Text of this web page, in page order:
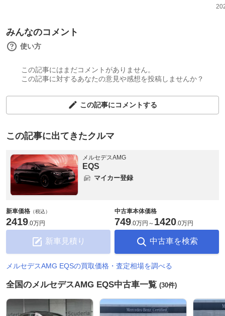
みんなのコメント
使い方
この記事にはまだコメントがありません。
この記事に対するあなたの意見や感想を投稿しませんか？
この記事にコメントする
この記事に出てきたクルマ
メルセデスAMG
EQS
マイカー登録
新車価格 （税込）
2419.0万円
新車見積り
中古車本体価格
749.0万円 ～ 1420.0万円
中古車を検索
メルセデスAMG EQSの買取価格・査定相場を調べる
全国のメルセデスAMG EQS中古車一覧 (30件)